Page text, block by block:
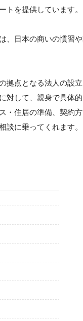
トを提供しています。
、日本の商いの慣習
拠点となる法人の設
対して、親身で具体
・住居の準備、契約
談に乗ってくれます。